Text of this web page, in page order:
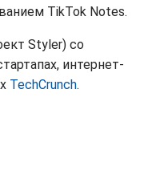
TikTok Notes.
Styler) со
интернет-
TechCrunch.